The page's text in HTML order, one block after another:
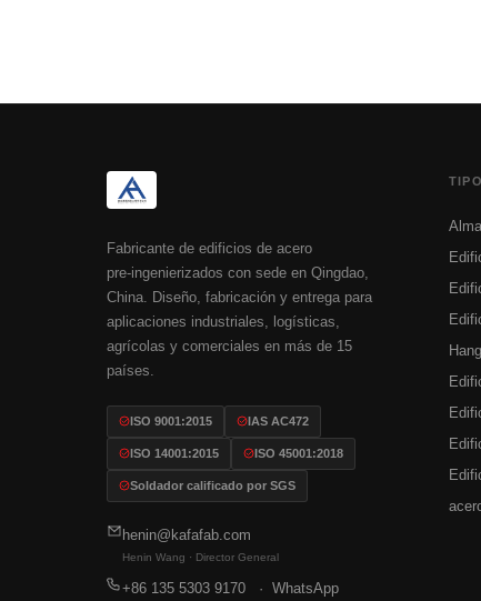
Fabricante de edificios de acero
pre‑ingenierizados con sede en Qingdao,
China. Diseño, fabricación y entrega para
aplicaciones industriales, logísticas,
agrícolas y comerciales en más de 15
países.
ISO 9001:2015 IAS AC472
ISO 14001:2015 ISO 45001:2018
Soldador calificado por SGS
henin@kafafab.com
Henin Wang · Director General
+86 135 5303 9170 · WhatsApp